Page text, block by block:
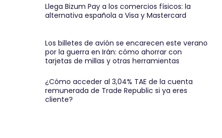
t
u
c
i
n
d
Llega Bizum Pay a los comercios físicos: la
alternativa española a Visa y Mastercard
Los billetes de avión se encarecen este verano
por la guerra en Irán: cómo ahorrar con
tarjetas de millas y otras herramientas
¿Cómo acceder al 3,04% TAE de la cuenta
remunerada de Trade Republic si ya eres
cliente?